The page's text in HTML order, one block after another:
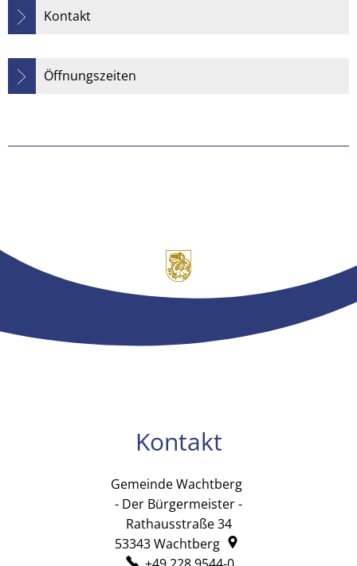
Kontakt
Öffnungszeiten
Kontakt
Gemeinde Wachtberg
- Der Bürgermeister -
Rathausstraße 34
53343Wachtberg